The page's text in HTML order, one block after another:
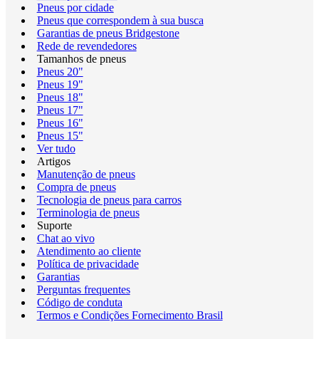
Pneus por cidade
Pneus que correspondem à sua busca
Garantias de pneus Bridgestone
Rede de revendedores
Tamanhos de pneus
Pneus 20"
Pneus 19"
Pneus 18"
Pneus 17"
Pneus 16"
Pneus 15"
Ver tudo
Artigos
Manutenção de pneus
Compra de pneus
Tecnologia de pneus para carros
Terminologia de pneus
Suporte
Chat ao vivo
Atendimento ao cliente
Política de privacidade
Garantias
Perguntas frequentes
Código de conduta
Termos e Condições Fornecimento Brasil